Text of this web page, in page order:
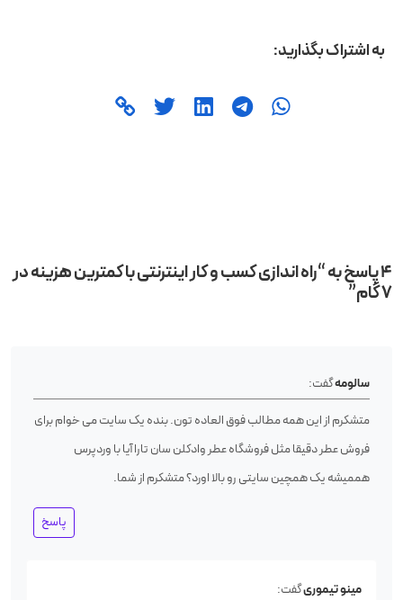
به اشتراک بگذارید:
4 پاسخ به “راه اندازی کسب‌ و کار اینترنتی با کمترین هزینه در
۷ گام”
سالومهگفت:
متشکرم از این همه مطالب فوق العاده تون. بنده یک سایت می خوام برای
فروش عطر دقیقا مثل فروشگاه عطر وادکلن سان تارا آیا با وردپرس
هممیشه یک همچین سایتی رو بالا اورد؟ متشکرم از شما.
پاسخ
مینو تیموریگفت: